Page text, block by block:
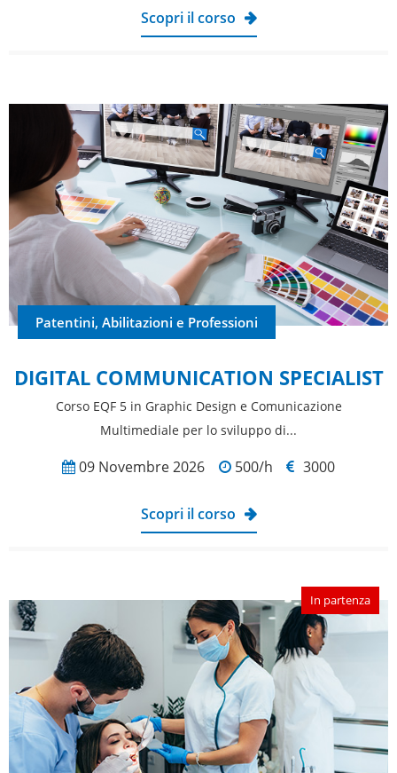
Scopri il corso
Patentini, Abilitazioni e Professioni
DIGITAL COMMUNICATION SPECIALIST
Corso EQF 5 in Graphic Design e Comunicazione
Multimediale per lo sviluppo di...
09 Novembre 2026 500/h 3000
Scopri il corso
In partenza